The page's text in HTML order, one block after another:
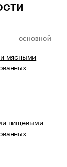
ОСНОВНОЙ
мясными
пищевыми